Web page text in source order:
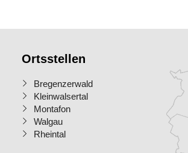
Ortsstellen
Bregenzerwald
Kleinwalsertal
Montafon
Walgau
Rheintal